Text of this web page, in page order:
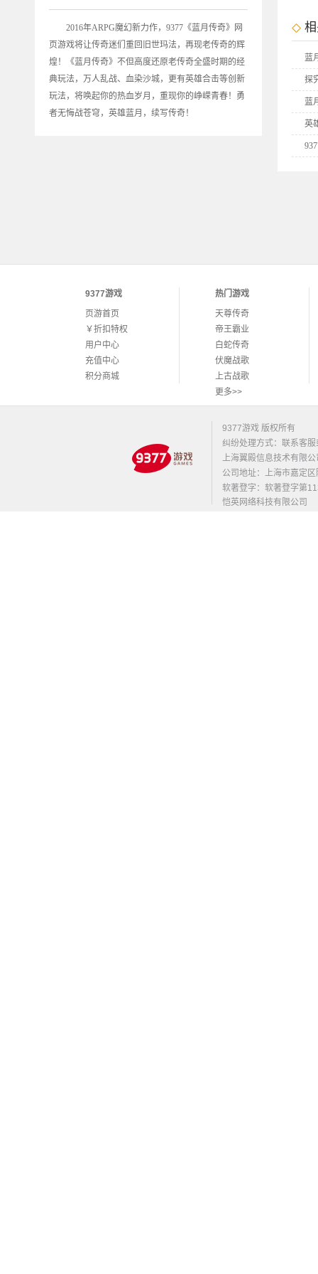
蓝
探
蓝
英
2016年ARPG魔幻新力作，9377《蓝月传奇》网
页游戏将让传奇迷们重回旧世玛法，再现老传奇的辉
煌！《蓝月传奇》不但高度还原老传奇全盛时期的经
典玩法，万人乱战、血染沙城，更有英雄合击等创新
玩法，将唤起你的热血岁月，重现你的峥嵘青春！勇
者无悔战苍穹，英雄蓝月，续写传奇！
9377游戏
页游首页
￥折扣特权
用户中心
充值中心
积分商城
热门游戏
天尊传奇
帝王霸业
白蛇传奇
伏魔战歌
上古战歌
更多>>
9377游戏 版权所有
纠纷处理方式：联系客服
上海翼殿信息技术有限
公司地址：上海市嘉定
软著登字：软著登字第
恺英网络科技有限公司